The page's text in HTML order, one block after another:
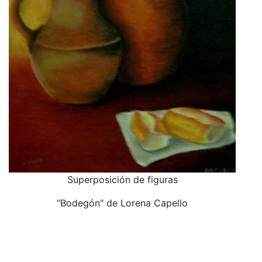
Superposición de figuras
"Bodegón" de Lorena Capello